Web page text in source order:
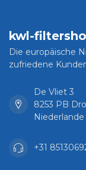
kwl-
Die europäische
zufriedene
De Vliet 3
8253 PB
Niederlande
+31